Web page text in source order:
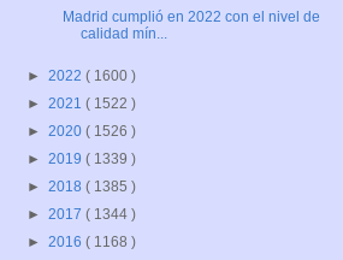
Madrid cumplió en 2022 con el nivel de
calidad mín...
► 2022 ( 1600 )
► 2021 ( 1522 )
► 2020 ( 1526 )
► 2019 ( 1339 )
► 2018 ( 1385 )
► 2017 ( 1344 )
► 2016 ( 1168 )